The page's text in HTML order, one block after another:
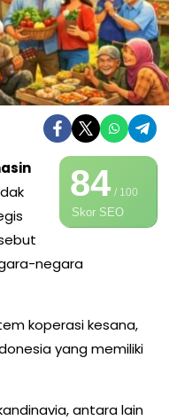
84/ 100
Skor SEO
negara
koperasi kesana,
yang memiliki
antara lain